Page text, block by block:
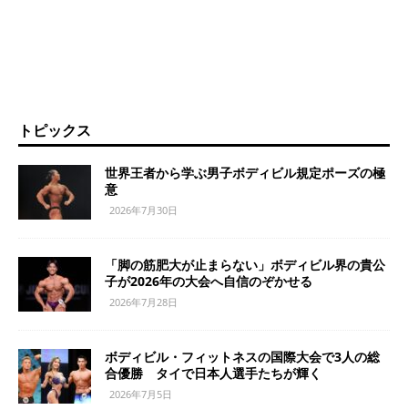
トピックス
世界王者から学ぶ男子ボディビル規定ポーズの極
意
2026年7月30日
「脚の筋肥大が止まらない」ボディビル界の貴公
子が2026年の大会へ自信のぞかせる
2026年7月28日
ボディビル・フィットネスの国際大会で3人の総
合優勝 タイで日本人選手たちが輝く
2026年7月5日